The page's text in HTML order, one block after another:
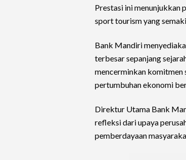
Prestasi ini menunjukkan
sport tourism yang
Bank Mandiri
terbesar sepanjang
mencerminkan komitmen
pertumbuhan ekonomi
Direktur Utama Bank
refleksi dari upaya
pemberdayaan